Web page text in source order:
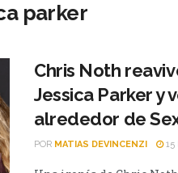
parker
Chris Noth
Jessica Parker y
alrededor de
POR MATIAS DEVINCENZI 15